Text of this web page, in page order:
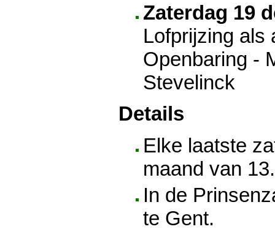
Zaterdag 19
Lofprijzing als
Openbaring -
Stevelinck
Details
Elke laatste
maand van
In de
te Gent.